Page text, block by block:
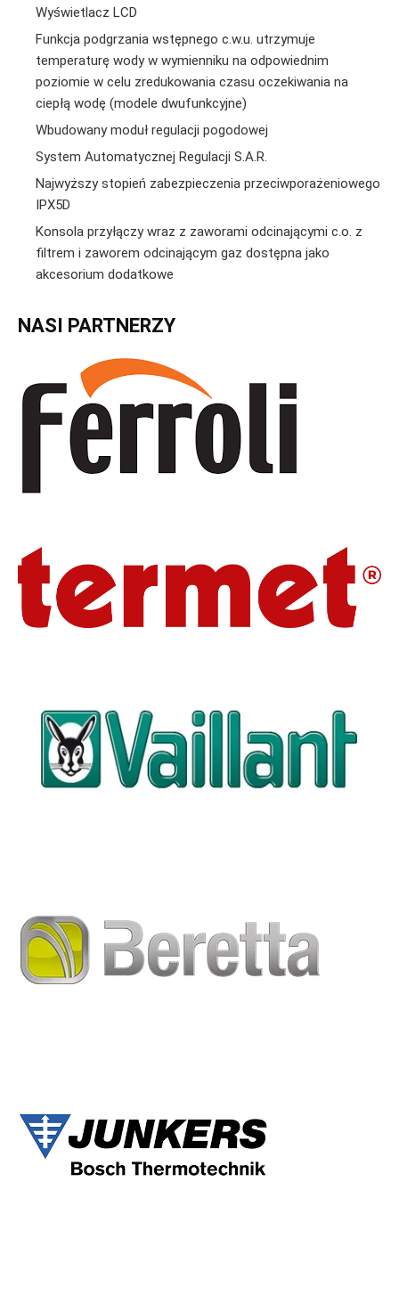
Wyświetlacz LCD
Funkcja podgrzania wstępnego c.w.u. utrzymuje
temperaturę wody w wymienniku na odpowiednim
poziomie w celu zredukowania czasu oczekiwania na
ciepłą wodę (modele dwufunkcyjne)
Wbudowany moduł regulacji pogodowej
System Automatycznej Regulacji S.A.R.
Najwyższy stopień zabezpieczenia przeciwporażeniowego
IPX5D
Konsola przyłączy wraz z zaworami odcinającymi c.o. z
filtrem i zaworem odcinającym gaz dostępna jako
akcesorium dodatkowe
NASI PARTNERZY